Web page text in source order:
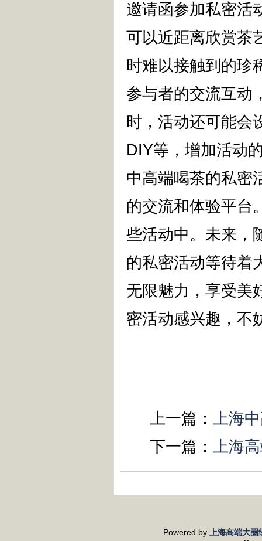
邀请函参加私密活
可以近距离欣赏茶
时难以接触到的珍
参与者的交流互动
时，活动还可能会
DIY等，增加活动
中高端喝茶的私密
的交流和体验平台
些活动中。未来，
的私密活动等待着
无限魅力，享受美
密活动感兴趣，不
上一篇： 上海
下一篇： 上海
Powered by
上海高端大圈